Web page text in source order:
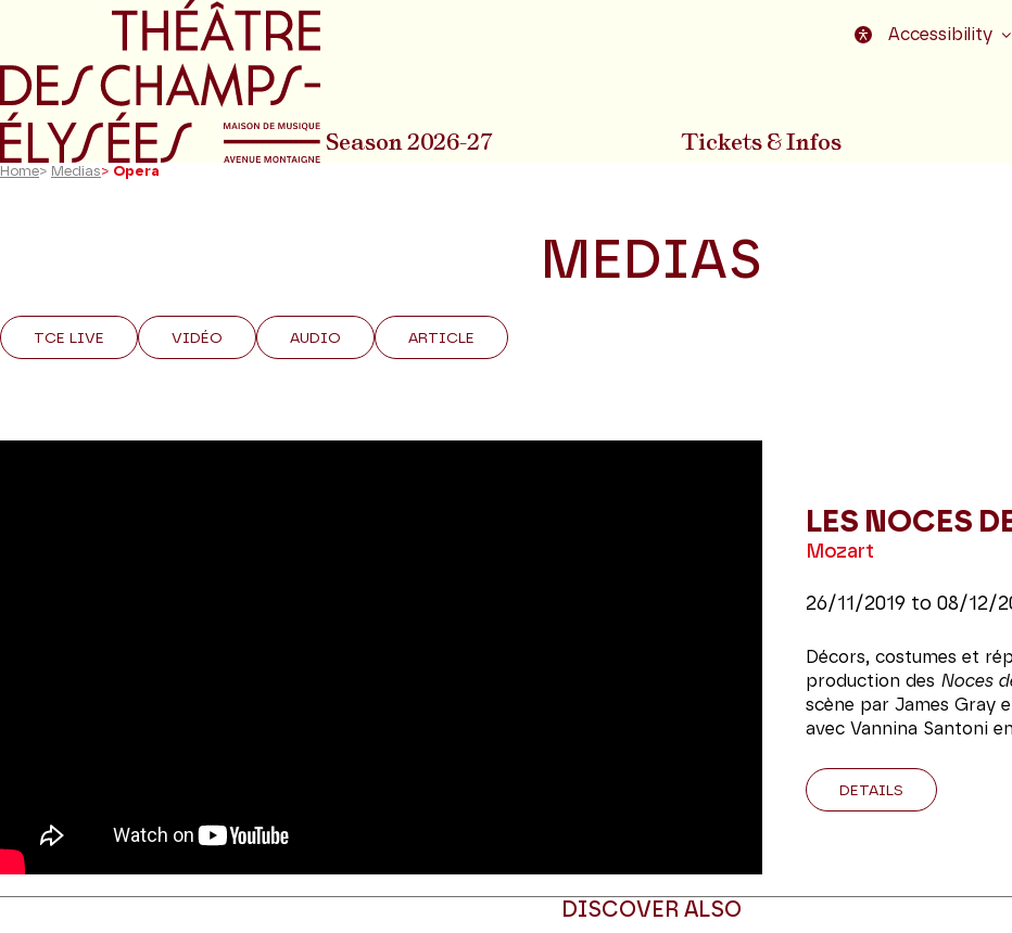
Go to main menu Go to content Accessibility
Season 2026-27 Tickets & Infos
Home> Medias> Opera
MEDIAS
TCE LIVE VIDÉO AUDIO ARTICLE
LES NOCES
Mozart
26/11/2019to 08/12/
Décors, costumes et
production des Noces
scène par James Gray
avec Vannina Santoni
DETAILS
DISCOVER ALSO